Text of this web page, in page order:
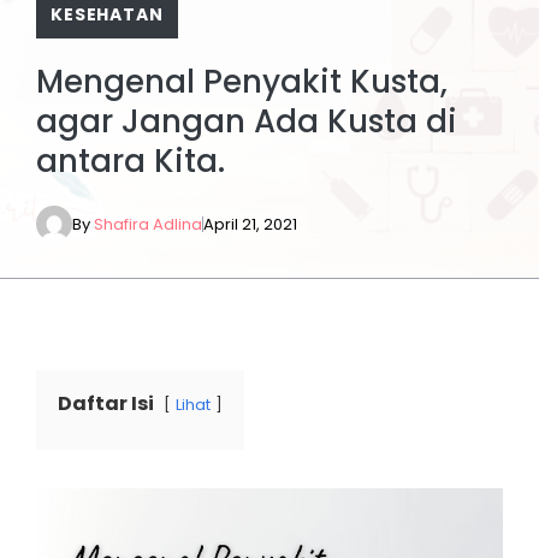
KESEHATAN
Mengenal Penyakit Kusta,
agar Jangan Ada Kusta di
antara Kita.
By Shafira AdlinaApril 21, 2021
Daftar Isi Lihat